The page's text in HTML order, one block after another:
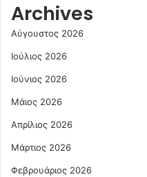
Archives
Αύγουστος 2026
Ιούλιος 2026
Ιούνιος 2026
Μάιος 2026
Απρίλιος 2026
Μάρτιος 2026
Φεβρουάριος 2026